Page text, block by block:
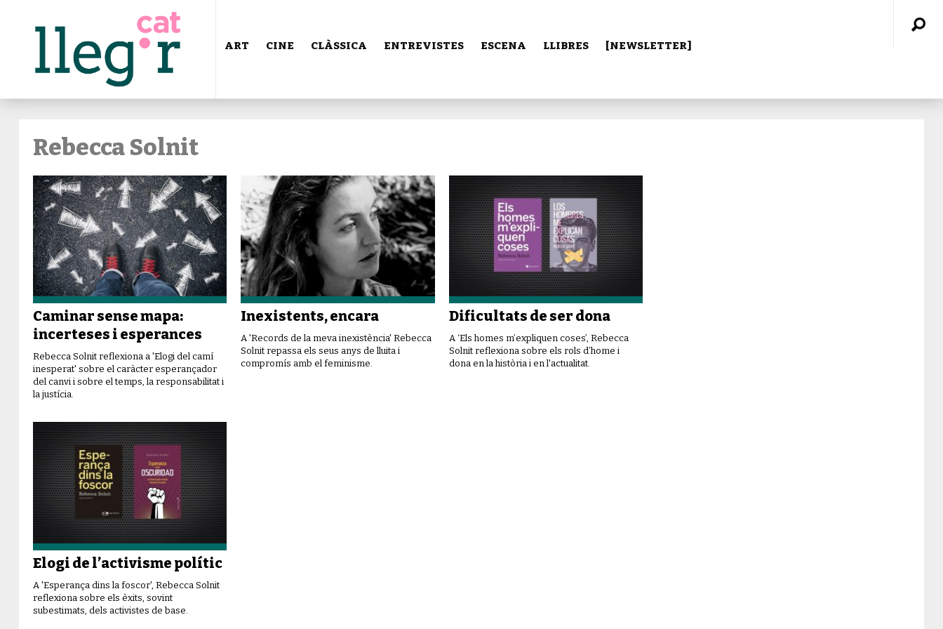
ART CINE CLÀSSICA ENTREVISTES ESCENA LLIBRES [NEWSLETTER]
Rebecca Solnit
Caminar sense mapa:
incerteses i esperances
Rebecca Solnit reflexiona a 'Elogi del camí
inesperat' sobre el caràcter esperançador
del canvi i sobre el temps, la responsabilitat i
la justícia.
Inexistents, encara
A 'Records de la meva inexistència' Rebecca
Solnit repassa els seus anys de lluita i
compromís amb el feminisme.
Dificultats de ser dona
A ‘Els homes m’expliquen coses’, Rebecca
Solnit reflexiona sobre els rols d’home i
dona en la història i en l'actualitat.
Elogi de l’activisme polític
A 'Esperança dins la foscor', Rebecca Solnit
reflexiona sobre els èxits, sovint
subestimats, dels activistes de base.